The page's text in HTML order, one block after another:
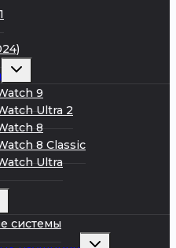
Развернуть
дочернее
меню 9
Ultra 2
8
8 Classic
Ultra
системы
Развернуть